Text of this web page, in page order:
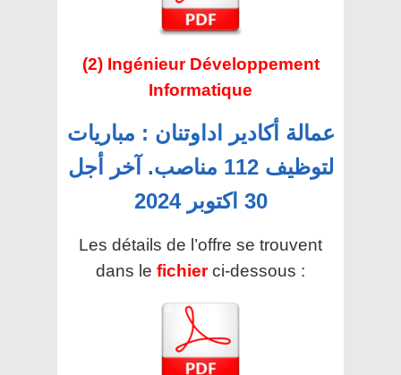
(2) Ingénieur Développement
Informatique
عمالة أكادير اداوتنان : مباريات
لتوظيف 112 مناصب. آخر أجل
30 اكتوبر 2024
Les détails de l’offre se trouvent
dans le fichier ci-dessous :